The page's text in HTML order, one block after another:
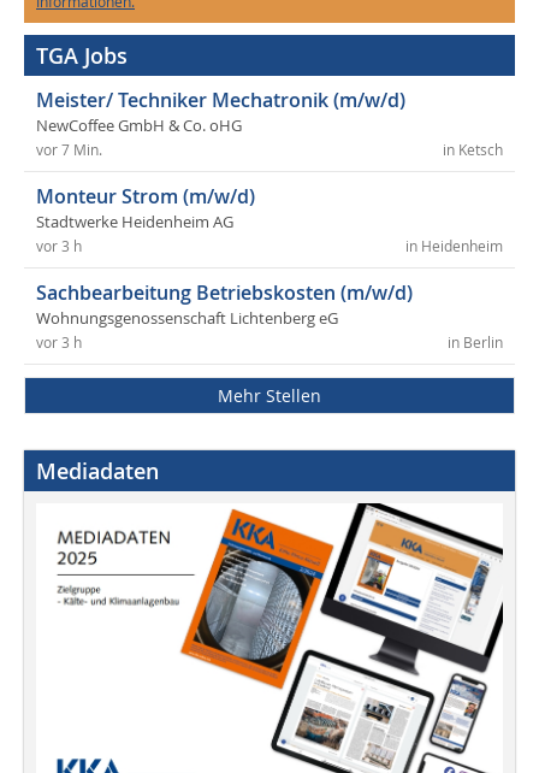
TGA Jobs
Meister/ Techniker Mechatronik (m/w/d)
NewCoffee GmbH & Co. oHG
in Ketsch
vor 7 Min.
Monteur Strom (m/w/d)
Stadtwerke Heidenheim AG
in Heidenheim
vor 3 h
Sachbearbeitung Betriebskosten (m/w/d)
Wohnungsgenossenschaft Lichtenberg eG
in Berlin
vor 3 h
Mehr Stellen
Mediadaten